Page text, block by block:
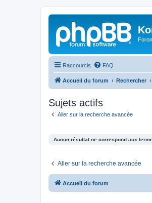
Raccourcis FAQ
Accueil du forum Rechercher
Sujets actifs
Aller sur la recherche avancée
Aucun résultat ne correspond aux
Aller sur la recherche avancée
Accueil du forum